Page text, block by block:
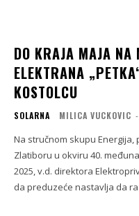
DO KRAJA MAJA NA
ELEKTRANA
KOSTOLCU
SOLARNA MILICA VUCKOVIC -
Na stručnom skupu
Zlatiboru u okviru 40.
2025, v.d. direktora
da preduzeće nastavlja da